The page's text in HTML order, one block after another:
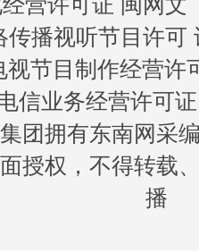
营许可证 闽网文
传播视听节目许可
视节目制作经营许
信业务经营许可
团拥有东南网采
授权，不得转载
播